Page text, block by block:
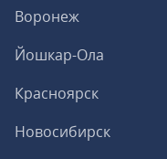
Воронеж
Йошкар-Ола
Красноярск
Новосибирск